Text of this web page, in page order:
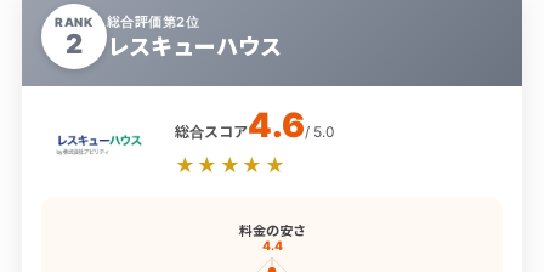
RANK
2
総合評価第2位
レスキューハウス
総合スコア4.6/ 5.0
★★★★★
料金の安さ
4.4